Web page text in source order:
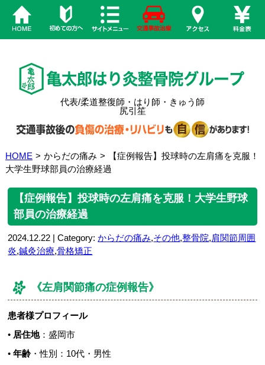
代表/柔道整復師・はり師・きゅう師
尻引笙
HOME > からだの痛み >
【症例報告】投球時の左肩痛を克服！
大学生野球部員の治療経過
【症例報告】投球時の左肩痛を克服！大学生野球
部員の治療経過
2024.12.22 | Category:からだの痛み,その他,整骨院,肩関節周囲
炎,鍼灸治療,骨格矯正
《左肩関節痛の症例報告》
患者様プロフィール
• 居住地：盛岡市
•年齢・性別：10代・男性